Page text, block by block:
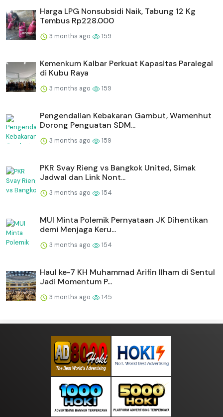
Harga LPG Nonsubsidi Naik, Tabung 12 Kg
Tembus Rp228.000
3 months ago 159
Kemenkum Kalbar Perkuat Kapasitas Paralegal
di Kubu Raya
3 months ago 159
Pengendalian Kebakaran Gambut, Wamenhut
Dorong Penguatan SDM...
3 months ago 159
PKR Svay Rieng vs Bangkok United, Simak
Jadwal dan Link Nont...
3 months ago 154
MUI Minta Polemik Pernyataan JK Dihentikan
demi Menjaga Keru...
3 months ago 154
Haul ke-7 KH Muhammad Arifin Ilham di Sentul
Jadi Momentum P...
3 months ago 145